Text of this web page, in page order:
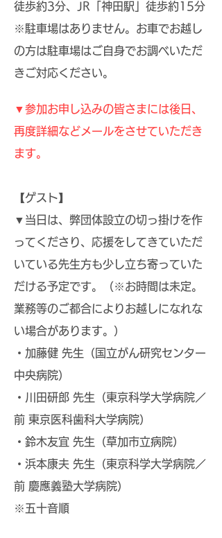
徒歩約3分、JR「神田駅」徒歩約15分
​※駐車場はありません。お車でお越し
の方は駐車場はご自身でお調べいただ
きご対応ください。
▼参加お申し込みの皆さまには後日、
再度詳細などメールをさせていただき
ます。
【ゲスト】
▼当日は、弊団体設立の切っ掛けを作
ってくださり、応援をしてきていただ
いている先生方も少し立ち寄っていた
だける予定です。（※お時間は未定。
業務等のご都合によりお越しになれな
い場合があります。）
・加藤健 先生（国立がん研究センター
中央病院）
・川田研郎 先生（東京科学大学病院／
前 東京医科歯科大学病院）
・鈴木友宜 先生（草加市立病院）
・浜本康夫 先生（東京科学大学病院／
前 慶應義塾大学病院）
​※五十音順